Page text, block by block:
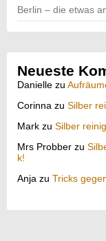
Berlin – die etwas
Neueste
Danielle zu
Corinna zu Silber
Mark zu Silber
Mrs Probber zu
k!
Anja zu Tricks